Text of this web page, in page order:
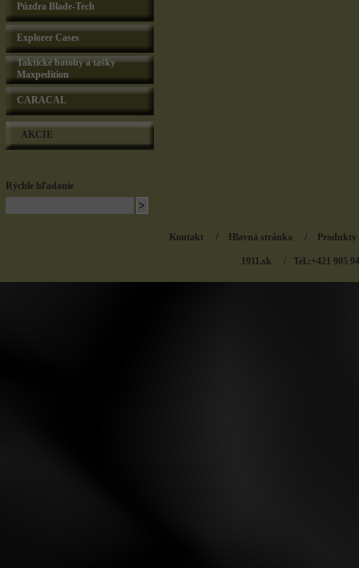
Púzdra Blade-Tech
Explorer Cases
Taktické batohy a tašky
Maxpedition
CARACAL
AKCIE
Rýchle hľadanie
Kontakt / Hlavná stránka / Produkty
1911.sk / Tel.:+421 905